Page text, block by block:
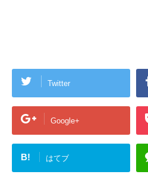
Twitter
Google+
B! はてブ